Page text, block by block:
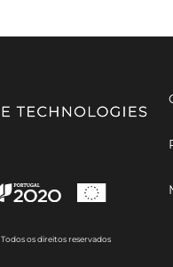
Todos os direitos reservados